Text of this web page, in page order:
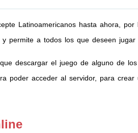
Latinoamericanos hasta ahora,
permite a todos los que deseen jugar
descargar el juego de alguno de
poder acceder al servidor, para